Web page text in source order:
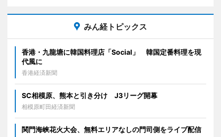
みん経トピックス
香港・九龍塘に韓国料理店「Social」 韓国定番料理を現
代風に
香港経済新聞
SC相模原、熊本と引き分け J3リーグ開幕
相模原町田経済新聞
関門海峡花火大会、無料エリアなしの門司側をライブ配信